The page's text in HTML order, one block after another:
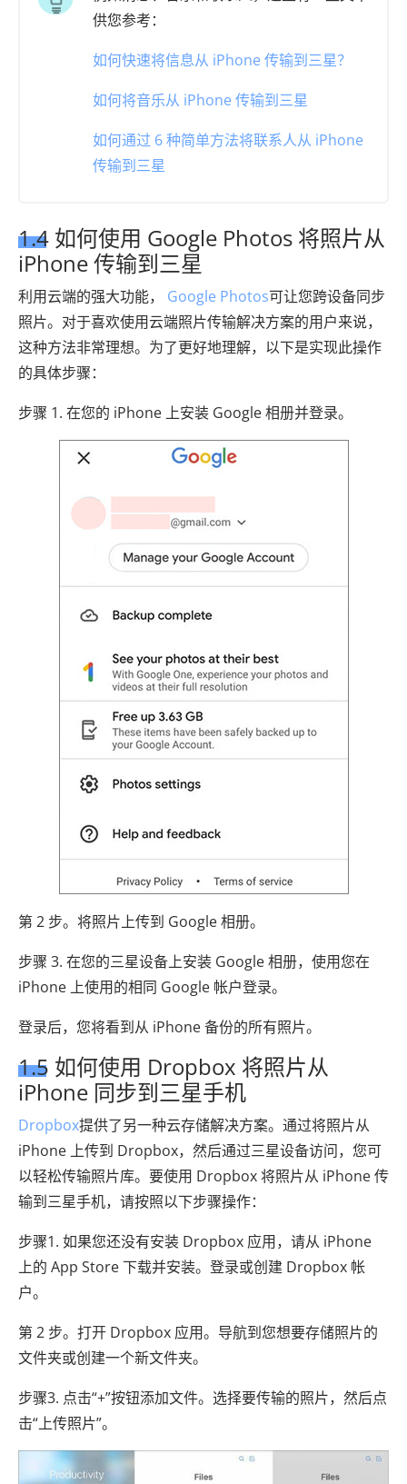
供您参考：
如何快速将信息从 iPhone 传输到三星？
如何将音乐从 iPhone 传输到三星
如何通过 6 种简单方法将联系人从 iPhone
传输到三星
1.4 如何使用 Google Photos 将照片从
iPhone 传输到三星
利用云端的强大功能， Google Photos可让您跨设备同步
照片。对于喜欢使用云端照片传输解决方案的用户来说，
这种方法非常理想。为了更好地理解，以下是实现此操作
的具体步骤：
步骤 1. 在您的 iPhone 上安装 Google 相册并登录。
第 2 步。将照片上传到 Google 相册。
步骤 3. 在您的三星设备上安装 Google 相册，使用您在
iPhone 上使用的相同 Google 帐户登录。
登录后，您将看到从 iPhone 备份的所有照片。
1.5 如何使用 Dropbox 将照片从
iPhone 同步到三星手机
Dropbox提供了另一种云存储解决方案。通过将照片从
iPhone 上传到 Dropbox，然后通过三星设备访问，您可
以轻松传输照片库。要使用 Dropbox 将照片从 iPhone 传
输到三星手机，请按照以下步骤操作：
步骤1. 如果您还没有安装 Dropbox 应用，请从 iPhone
上的 App Store 下载并安装。登录或创建 Dropbox 帐
户。
第 2 步。打开 Dropbox 应用。导航到您想要存储照片的
文件夹或创建一个新文件夹。
步骤3. 点击“+”按钮添加文件。选择要传输的照片，然后点
击“上传照片”。